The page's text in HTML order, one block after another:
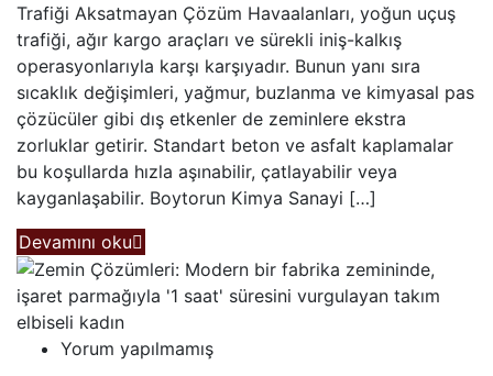
Trafiği Aksatmayan Çözüm Havaalanları, yoğun uçuş
trafiği, ağır kargo araçları ve sürekli iniş-kalkış
operasyonlarıyla karşı karşıyadır. Bunun yanı sıra
sıcaklık değişimleri, yağmur, buzlanma ve kimyasal pas
çözücüler gibi dış etkenler de zeminlere ekstra
zorluklar getirir. Standart beton ve asfalt kaplamalar
bu koşullarda hızla aşınabilir, çatlayabilir veya
kayganlaşabilir. Boytorun Kimya Sanayi […]
Devamını oku
Yorum yapılmamış